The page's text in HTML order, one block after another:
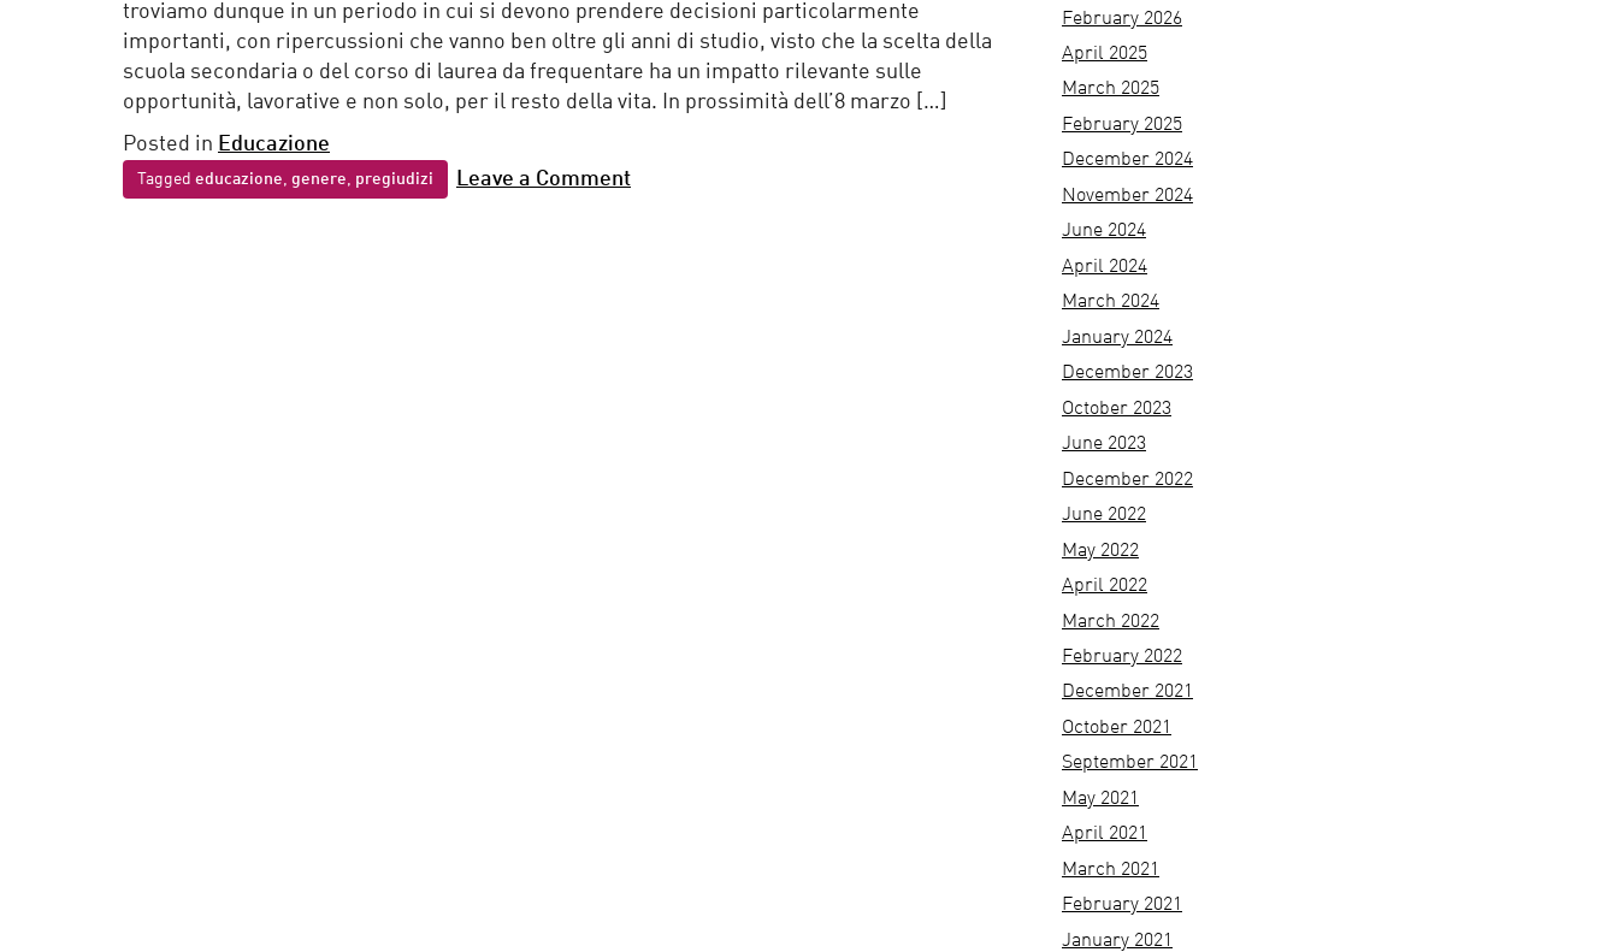
troviamo dunque in un periodo in cui si devono prendere decisioni particolarmente
importanti, con ripercussioni che vanno ben oltre gli anni di studio, visto che la scelta della
scuola secondaria o del corso di laurea da frequentare ha un impatto rilevante sulle
opportunità, lavorative e non solo, per il resto della vita. In prossimità dell’8 marzo […]
Posted in Educazione
Tagged educazione, genere, pregiudizi Leave a Comment
February 2026
April 2025
March 2025
February 2025
December 2024
November 2024
June 2024
April 2024
March 2024
January 2024
December 2023
October 2023
June 2023
December 2022
June 2022
May 2022
April 2022
March 2022
February 2022
December 2021
October 2021
September 2021
May 2021
April 2021
March 2021
February 2021
January 2021